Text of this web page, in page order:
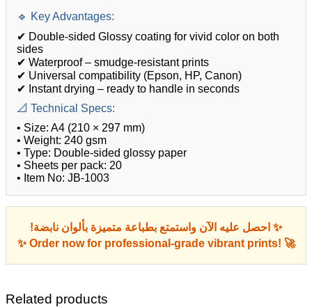
🔹 Key Advantages:
✔ Double-sided Glossy coating for vivid color on both
sides
✔ Waterproof – smudge-resistant prints
✔ Universal compatibility (Epson, HP, Canon)
✔ Instant drying – ready to handle in seconds
📐 Technical Specs:
• Size: A4 (210 × 297 mm)
• Weight: 240 gsm
• Type: Double-sided glossy paper
• Sheets per pack: 20
• Item No: JB-1003
✨ احصل عليه الآن واستمتع بطباعة متميزة بألوان نابضة!
✨ Order now for professional-grade vibrant prints! 🚀
Related products